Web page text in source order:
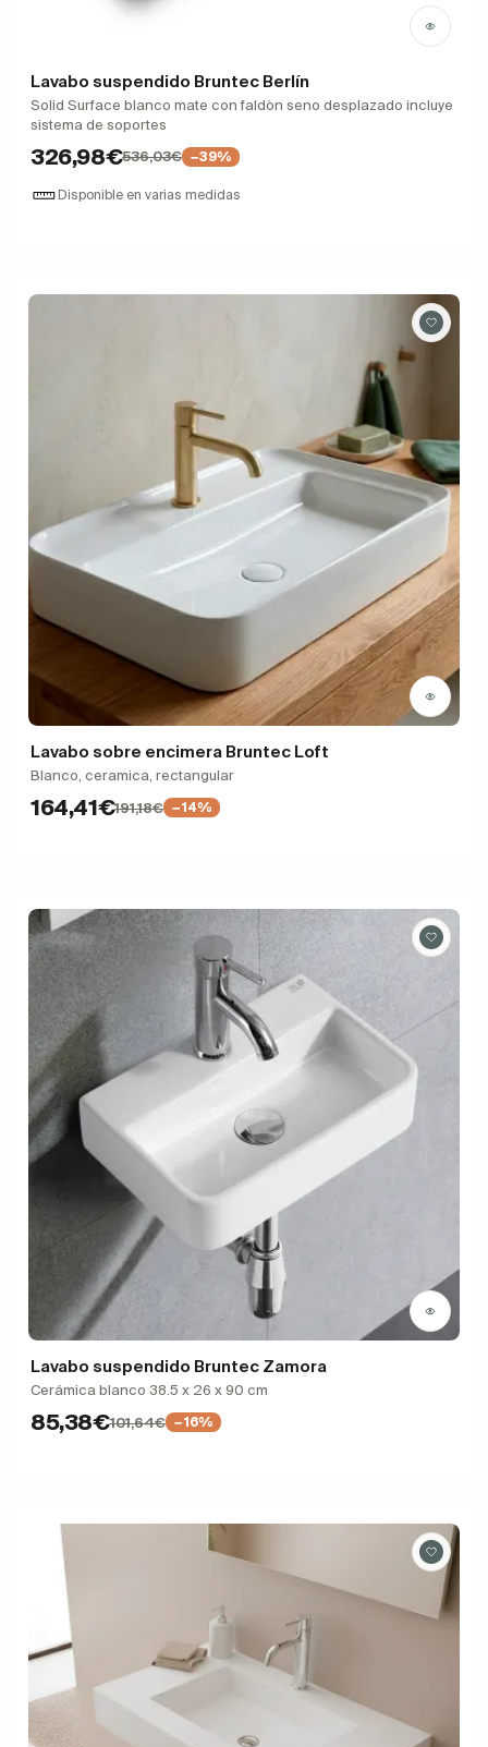
Lavabo suspendido Bruntec Berlín
Solid Surface blanco mate con faldòn seno desplazado incluye
sistema de soportes
326,98€536,03€ −39%
Disponible en varias medidas
Lavabo sobre encimera Bruntec Loft
Blanco, ceramica, rectangular
164,41€191,18€ −14%
Lavabo suspendido Bruntec Zamora
Cerámica blanco 38.5 x 26 x 90 cm
85,38€101,64€ −16%